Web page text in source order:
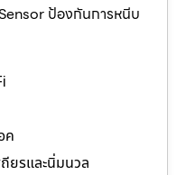
ป้องกันการหนีบ
ค
ยรและนิ่มนวล